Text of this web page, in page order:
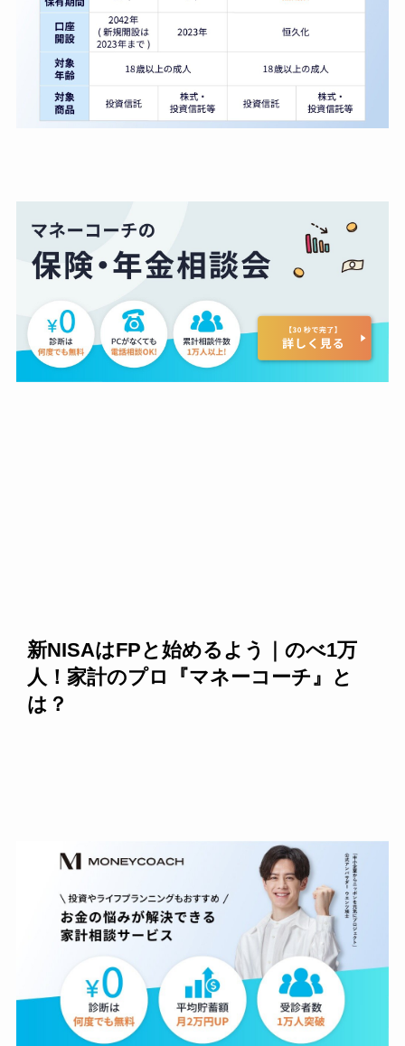
新NISAはFPと始めるよう｜のべ1万
人！家計のプロ『マネーコーチ』と
は？